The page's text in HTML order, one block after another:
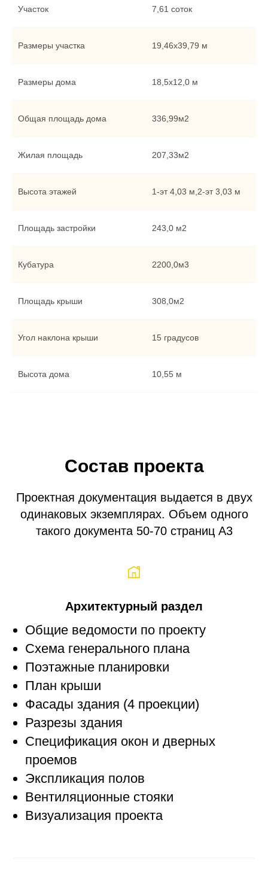
Участок 7,61 соток
Размеры участка 19,46x39,79 м
Размеры дома 18,5x12,0 м
Общая площадь дома 336,99м2
Жилая площадь 207,33м2
Высота этажей 1-эт 4,03 м,2-эт 3,03 м
Площадь застройки 243,0 м2
Кубатура 2200,0м3
Площадь крыши 308,0м2
Угол наклона крыши 15 градусов
Высота дома 10,55 м
Состав проекта
Проектная документация выдается в двух
одинаковых экземплярах. Объем одного
такого документа 50-70 страниц A3
Архитектурный раздел
Общие ведомости по проекту
Схема генерального плана
Поэтажные планировки
План крыши
Фасады здания (4 проекции)
Разрезы здания
Спецификация окон и дверных
проемов
Экспликация полов
Вентиляционные стояки
Визуализация проекта